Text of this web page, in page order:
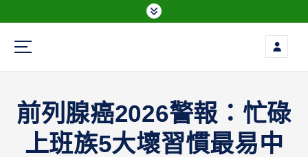
前列腺癌2026警報：忙碌
上班族5大壞習慣最易中